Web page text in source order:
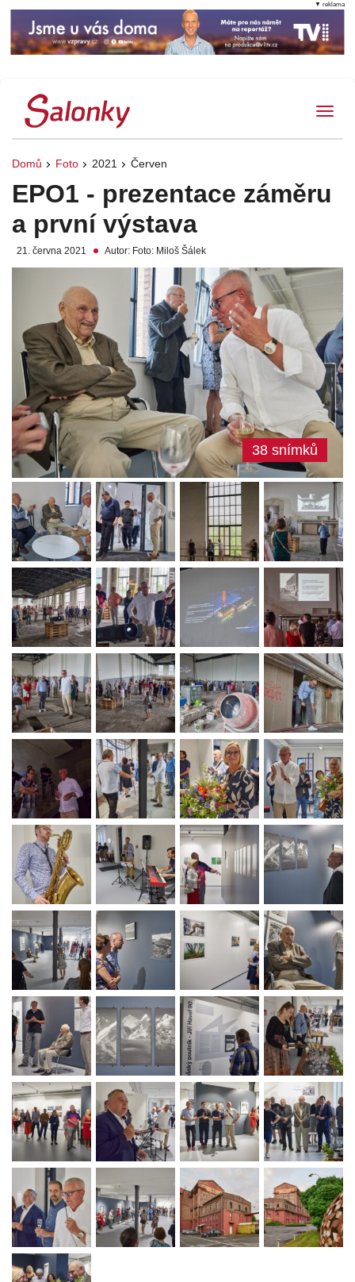
Domů Foto 2021 Červen
EPO1 - prezentace záměru
a první výstava
21. června 2021 Autor: Foto: Miloš Šálek
38 snímků
▼ reklama